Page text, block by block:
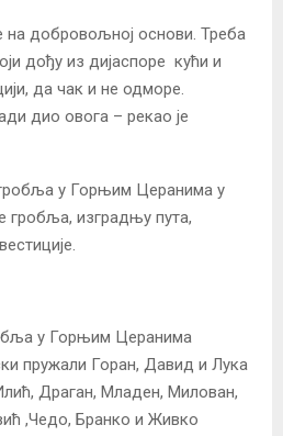
на добровољној основи. Треба
дођу из дијаспоре кући и
да чак и не одморе.
дио овога – рекао је
у Горњим Церанима у
гробља, изградњу пута,
у Горњим Церанима
пружали Горан, Давид и Лука
Драган, Младен, Милован,
,Чедо, Бранко и Живко